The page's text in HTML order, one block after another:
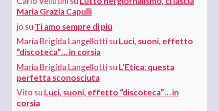
Maria Grazia Capulli
jo su Ti amo sempre di più
Maria Brigida Langellottisu Luci, suoni, effetto
“discoteca”… in corsia
Maria Brigida Langellottisu L’Etica: questa
perfetta sconosciuta
Vito su Luci, suoni, effetto “discoteca”… in
corsia